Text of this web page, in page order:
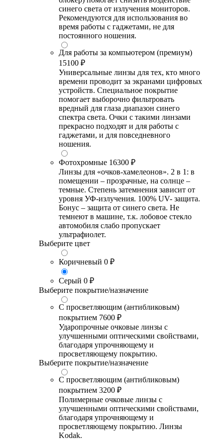
синего света от излучения мониторов.
Рекомендуются для использования во
время работы с гаджетами, не для
постоянного ношения.
Для работы за компьютером (премиум)
15100 ₽
Универсальные линзы для тех, кто много
времени проводит за экранами цифровых
устройств. Специальное покрытие
помогает выборочно фильтровать
вредный для глаза диапазон синего
спектра света. Очки с такими линзами
прекрасно подходят и для работы с
гаджетами, и для повседневного
ношения.
Фотохромные 16300 ₽
Линзы для «очков-хамелеонов». 2 в 1: в
помещении – прозрачные, на солнце –
темные. Степень затемнения зависит от
уровня УФ-излучения. 100% UV- защита.
Бонус – защита от синего света. Не
темнеют в машине, т.к. лобовое стекло
автомобиля слабо пропускает
ультрафиолет.
Выберите цвет
Коричневый 0 ₽
Серый 0 ₽
Выберите покрытие/назначение
С просветляющим (антибликовым)
покрытием 7600 ₽
Ударопрочные очковые линзы с
улучшенными оптическими свойствами,
благодаря упрочняющему и
просветляющему покрытию.
Выберите покрытие/назначение
С просветляющим (антибликовым)
покрытием 3200 ₽
Полимерные очковые линзы с
улучшенными оптическими свойствами,
благодаря упрочняющему и
просветляющему покрытию. Линзы
Kodak.